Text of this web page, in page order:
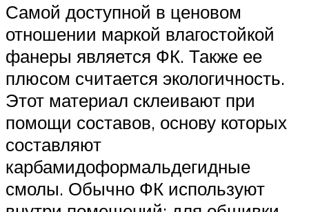
Самой доступной в ценовом
отношении маркой влагостойкой
фанеры является ФК. Также ее
плюсом считается экологичность.
Этот материал склеивают при
помощи составов, основу которых
составляют
карбамидоформальдегидные
смолы. Обычно ФК используют